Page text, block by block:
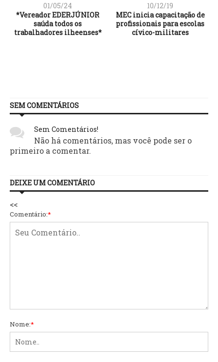
01/05/24
*Vereador EDERJÚNIOR
saúda todos os
trabalhadores ilheenses*
10/12/19
MEC inicia capacitação de
profissionais para escolas
cívico-militares
SEM COMENTÁRIOS
Sem Comentários!
Não há comentários, mas você pode ser o
primeiro a comentar.
DEIXE UM COMENTÁRIO
<<
Comentário:*
Nome:*